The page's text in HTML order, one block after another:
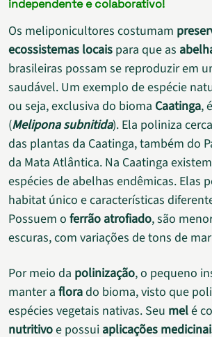
independente e colaborativo!
Os meliponicultores costumam
ecossistemas locais para que as
brasileiras possam se reproduzir em
saudável. Um exemplo de espécie
ou seja, exclusiva do bioma Caatinga,
(Melipona subnitida). Ela poliniza
das plantas da Caatinga, também do
da Mata Atlântica. Na Caatinga
espécies de abelhas endêmicas. Elas
habitat único e características
Possuem o ferrão atrofiado, são
escuras, com variações de tons de
Por meio da polinização, o pequeno
manter a florado bioma, visto que
espécies vegetais nativas. Seu melé
nutritivoe possui aplicações